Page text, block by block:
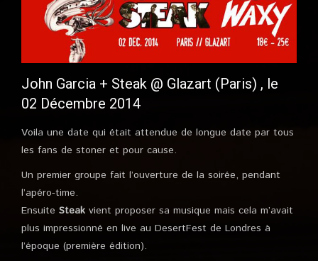
John Garcia + Steak @ Glazart (Paris) , le
02 Décembre 2014
Voila une date qui était attendue de longue date par tous
les fans de stoner et pour cause.
Un premier groupe fait l’ouverture de la soirée, pendant
l’apéro-time.
Ensuite Steak vient proposer sa musique mais cela m’avait
plus impressionné en live au DesertFest de Londres à
l’époque (première édition).